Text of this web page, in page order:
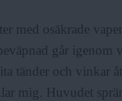
med osäkrade
går igenom
tänder och vinkar åt
mig. Huvudet